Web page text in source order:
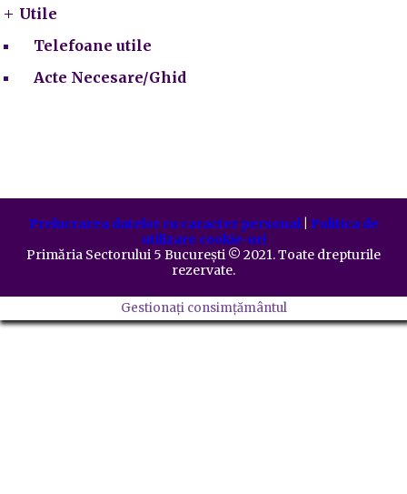
Utile
Telefoane utile
Acte Necesare/Ghid
Prelucrarea datelor cu caracter personal| Politica de
utilizare cookie-uri
Primăria Sectorului 5 București ©️ 2021. Toate drepturile
rezervate.
Gestionați consimțământul